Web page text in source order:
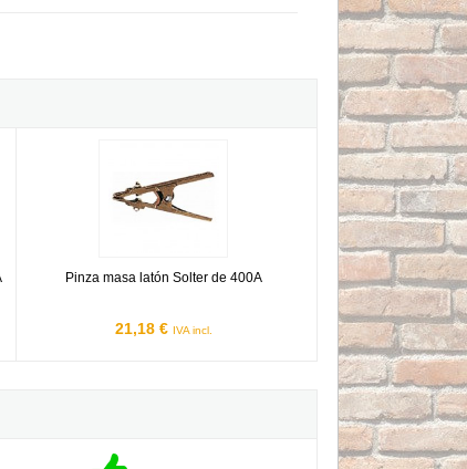
Pinza masa latón Solter de 400A
21,18 € IVA incl.